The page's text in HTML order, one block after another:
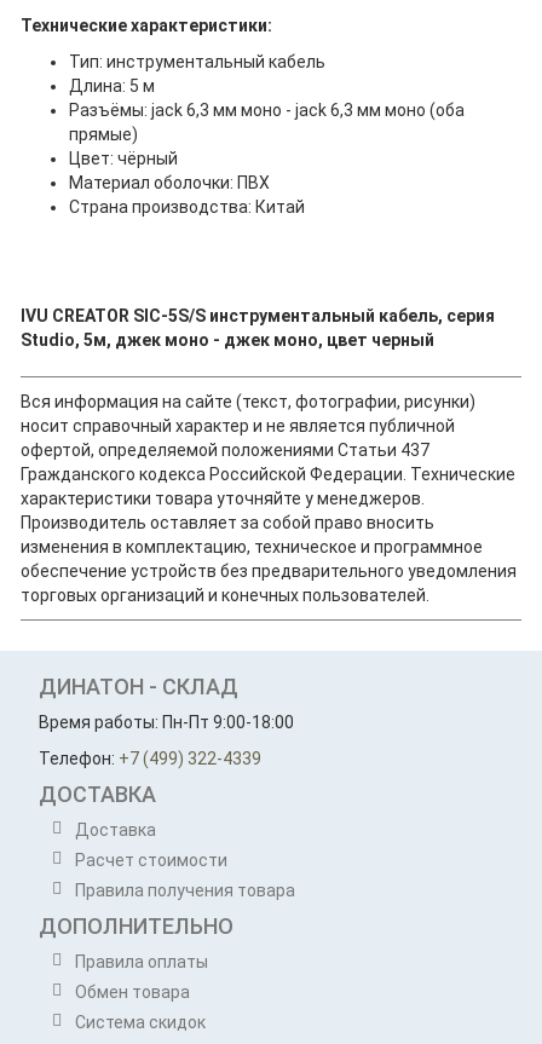
Технические характеристики:
Тип: инструментальный кабель
Длина: 5 м
Разъёмы: jack 6,3 мм моно - jack 6,3 мм моно (оба
прямые)
Цвет: чёрный
Материал оболочки: ПВХ
Страна производства: Китай
IVU CREATOR SIC-5S/S инструментальный кабель, серия
Studio, 5м, джек моно - джек моно, цвет черный
Вся информация на сайте (текст, фотографии, рисунки)
носит справочный характер и не является публичной
офертой, определяемой положениями Статьи 437
Гражданского кодекса Российской Федерации. Технические
характеристики товара уточняйте у менеджеров.
Производитель оставляет за собой право вносить
изменения в комплектацию, техническое и программное
обеспечение устройств без предварительного уведомления
торговых организаций и конечных пользователей.
ДИНАТОН - СКЛАД
Время работы: Пн-Пт 9:00-18:00
Телефон: +7 (499) 322-4339
ДОСТАВКА
Доставка
Расчет стоимости
Правила получения товара
ДОПОЛНИТЕЛЬНО
Правила оплаты
Обмен товара
Система скидок